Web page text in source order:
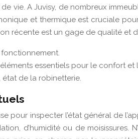
vie. A Juvisy, de nombreux
et thermique est cruciale
récente est un gage de qualité et
essentiels pour le confort et
état de la robinetterie.
pour inspecter l’état général de
d’humidité ou de moisissures.